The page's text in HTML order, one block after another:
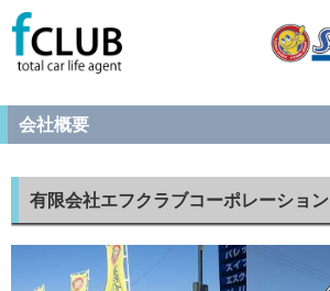
ホーム
会社概要
有限会社エフクラブコーポレーション